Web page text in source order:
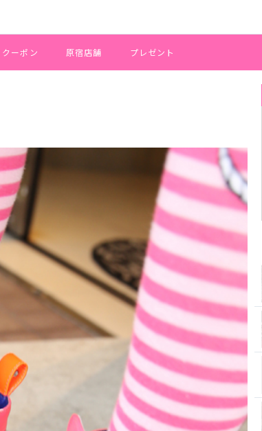
クーポン 原宿店舗 プレゼント